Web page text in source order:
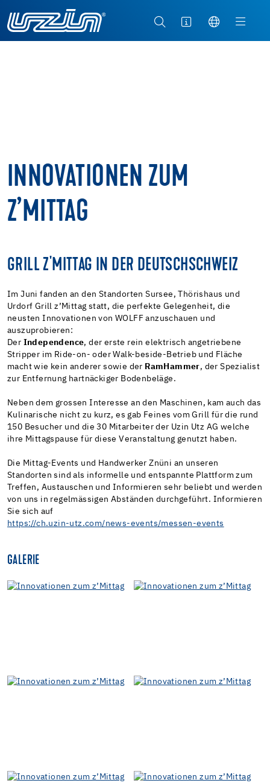
INNOVATIONEN ZUM
Z’MITTAG
GRILL Z'MITTAG IN DER DEUTSCHSCHWEIZ
Im Juni fanden an den Standorten Sursee, Thörishaus und
Urdorf Grill z’Mittag statt, die perfekte Gelegenheit, die
neusten Innovationen von WOLFF anzuschauen und
auszuprobieren:
Der Independence, der erste rein elektrisch angetriebene
Stripper im Ride-on- oder Walk-beside-Betrieb und Fläche
macht wie kein anderer sowie der RamHammer, der Spezialist
zur Entfernung hartnäckiger Bodenbeläge.
Neben dem grossen Interesse an den Maschinen, kam auch das
Kulinarische nicht zu kurz, es gab Feines vom Grill für die rund
150 Besucher und die 30 Mitarbeiter der Uzin Utz AG welche
ihre Mittagspause für diese Veranstaltung genutzt haben.
Die Mittag-Events und Handwerker Znüni an unseren
Standorten sind als informelle und entspannte Plattform zum
Treffen, Austauschen und Informieren sehr beliebt und werden
von uns in regelmässigen Abständen durchgeführt. Informieren
Sie sich auf
https://ch.uzin-utz.com/news-events/messen-events
GALERIE